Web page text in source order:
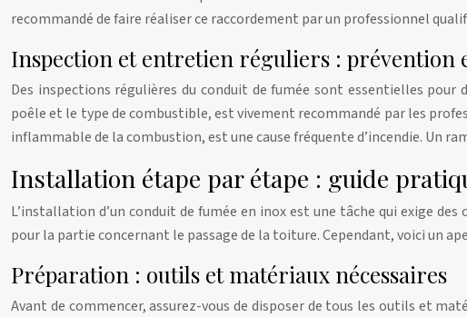
recommandé de faire réaliser ce raccordement par un professionnel
Inspection et entretien réguliers : prévention
Des inspections régulières du conduit de fumée sont essentielles
poêle et le type de combustible, est vivement recommandé par les
inflammable de la combustion, est une cause fréquente d’incendie. Un
Installation étape par étape : guide
L’installation d’un conduit de fumée en inox est une tâche qui exige
pour la partie concernant le passage de la toiture. Cependant, voici un
Préparation : outils et matériaux nécessaires
Avant de commencer, assurez-vous de disposer de tous les outils et